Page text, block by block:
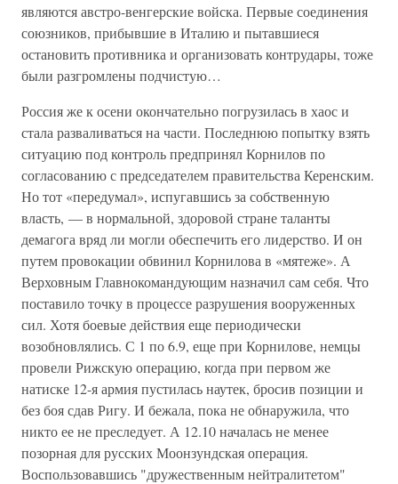
являются австро-венгерские войска. Первые соединения
союзников, прибывшие в Италию и пытавшиеся
остановить противника и организовать контрудары, тоже
были разгромлены подчистую…
Россия же к осени окончательно погрузилась в хаос и
стала разваливаться на части. Последнюю попытку взять
ситуацию под контроль предпринял Корнилов по
согласованию с председателем правительства Керенским.
Но тот «передумал», испугавшись за собственную
власть, — в нормальной, здоровой стране таланты
демагога вряд ли могли обеспечить его лидерство. И он
путем провокации обвинил Корнилова в «мятеже». А
Верховным Главнокомандующим назначил сам себя. Что
поставило точку в процессе разрушения вооруженных
сил. Хотя боевые действия еще периодически
возобновлялись. С 1 по 6.9, еще при Корнилове, немцы
провели Рижскую операцию, когда при первом же
натиске 12-я армия пустилась наутек, бросив позиции и
без боя сдав Ригу. И бежала, пока не обнаружила, что
никто ее не преследует. А 12.10 началась не менее
позорная для русских Моонзундская операция.
Воспользовавшись "дружественным нейтралитетом"